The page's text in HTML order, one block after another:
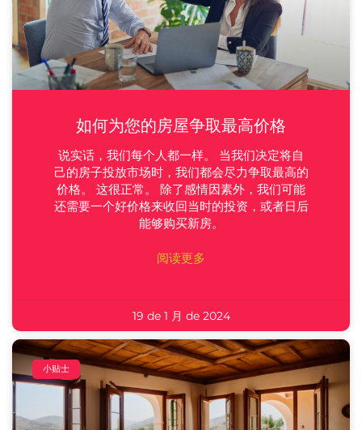
如何为您的房屋争取最高价格
说实话，我们每个人都一样。 当我们决定将自
己的房子投放市场时，我们都会尽力争取最高的
价格。 这很正常。 除了感情因素外，我们可能
还需要一个好价格来收回当时的投资，或者日后
能够购买新房。
阅读更多
19 de 1 月 de 2024
小贴士